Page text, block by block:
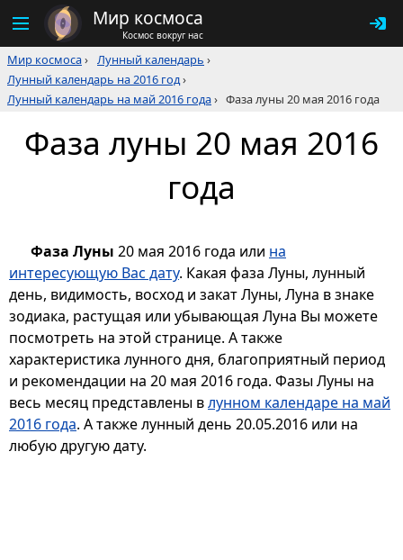
Мир космоса
Космос вокруг нас
Мир космоса› Лунный календарь ›
Лунный календарь на 2016 год›
Лунный календарь на май 2016 года› Фаза луны 20 мая 2016 года
Фаза луны 20 мая 2016
года
Фаза Луны 20 мая 2016 года или на
интересующую Вас дату. Какая фаза Луны, лунный
день, видимость, восход и закат Луны, Луна в знаке
зодиака, растущая или убывающая Луна Вы можете
посмотреть на этой странице. А также
характеристика лунного дня, благоприятный период
и рекомендации на 20 мая 2016 года. Фазы Луны на
весь месяц представлены влунном календаре на май
2016 года. А также лунный день 20.05.2016 или на
любую другую дату.